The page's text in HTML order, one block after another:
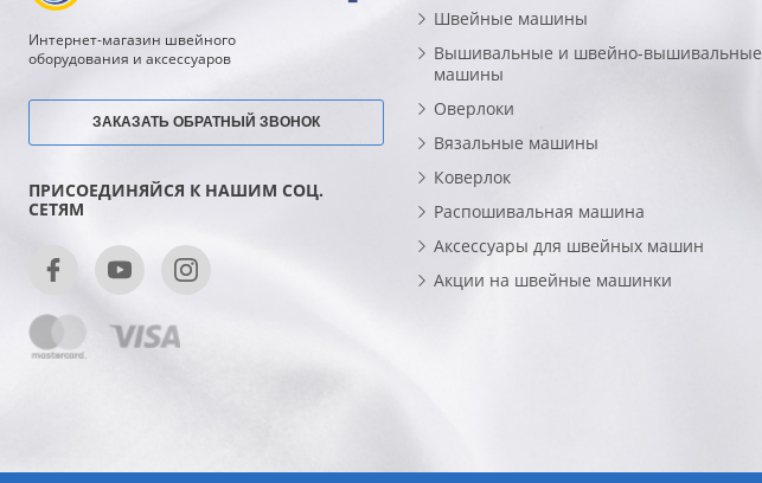
Интернет-магазин швейного
оборудования и аксессуаров
ЗАКАЗАТЬ ОБРАТНЫЙ ЗВОНОК
ПРИСОЕДИНЯЙСЯ К НАШИМ СОЦ.
СЕТЯМ
Швейные машины
Вышивальные и швейно-вышивальные
машины
Оверлоки
Вязальные машины
Коверлок
Распошивальная машина
Аксессуары для швейных машин
Акции на швейные машинки